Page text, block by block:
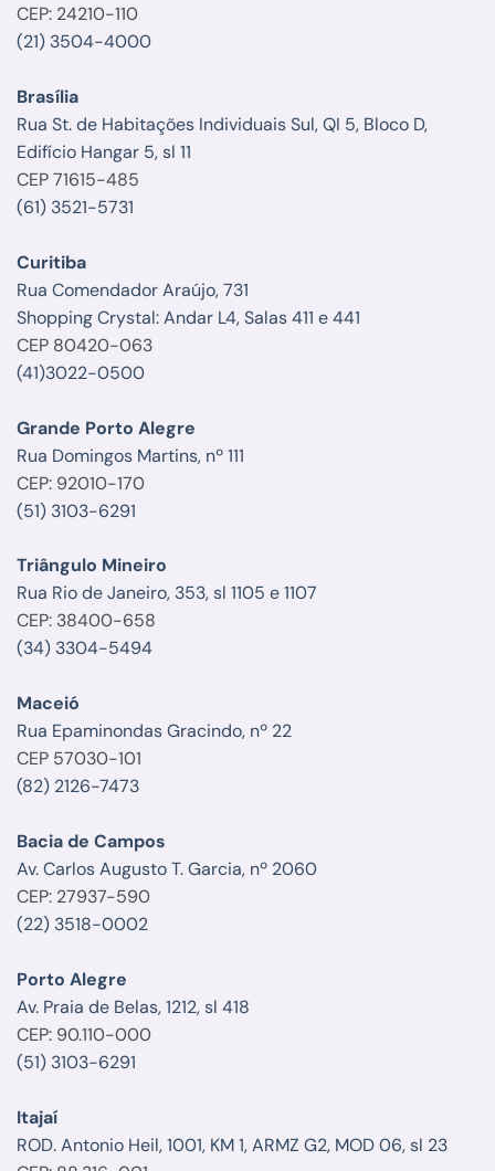
CEP: 24210-110
(21) 3504-4000
Brasília
Rua St. de Habitações Individuais Sul, QI 5, Bloco D,
Edifício Hangar 5, sl 11
CEP 71615-485
(61) 3521-5731
Curitiba
Rua Comendador Araújo, 731
Shopping Crystal: Andar L4, Salas 411 e 441
CEP 80420-063
(41)3022-0500
Grande Porto Alegre
Rua Domingos Martins, nº 111
CEP: 92010-170
(51) 3103-6291
Triângulo Mineiro
Rua Rio de Janeiro, 353, sl 1105 e 1107
CEP: 38400-658
(34) 3304-5494
Maceió
Rua Epaminondas Gracindo, nº 22
CEP 57030-101
(82) 2126-7473
Bacia de Campos
Av. Carlos Augusto T. Garcia, nº 2060
CEP: 27937-590
(22) 3518-0002
Porto Alegre
Av. Praia de Belas, 1212, sl 418
CEP: 90.110-000
(51) 3103-6291
Itajaí
ROD. Antonio Heil, 1001, KM 1, ARMZ G2, MOD 06, sl 23